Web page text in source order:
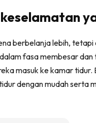
Selebriti
berbelanja lebih, tetapi
fasa membesar
masuk ke kamar tidur.
dengan mudah serta